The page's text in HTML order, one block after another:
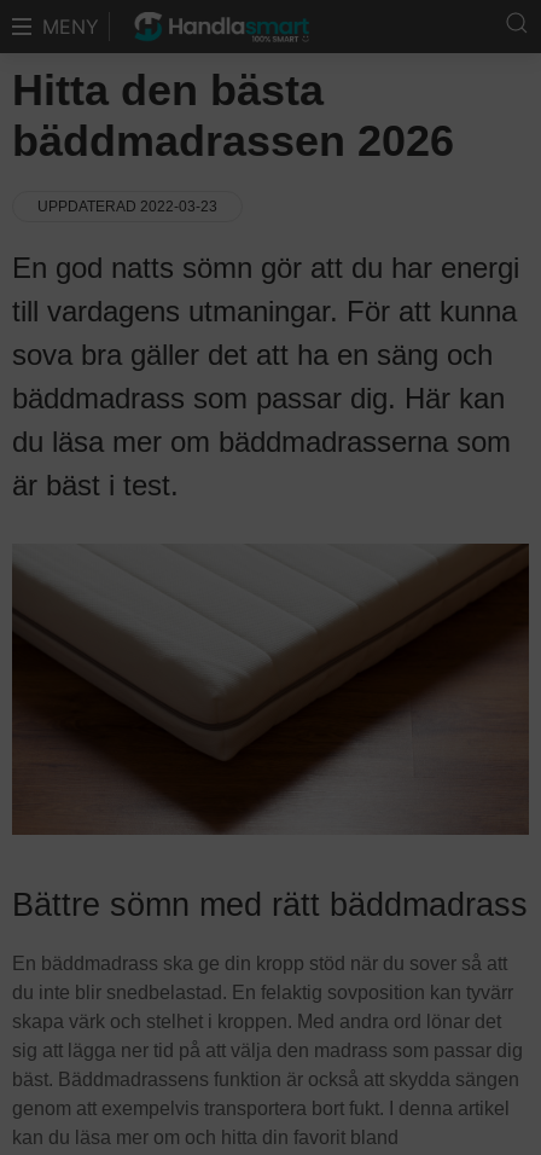
MENY
Hitta den bästa
bäddmadrassen 2026
UPPDATERAD 2022-03-23
En god natts sömn gör att du har energi
till vardagens utmaningar. För att kunna
sova bra gäller det att ha en säng och
bäddmadrass som passar dig. Här kan
du läsa mer om bäddmadrasserna som
är bäst i test.
Bättre sömn med rätt bäddmadrass
En bäddmadrass ska ge din kropp stöd när du sover så att
du inte blir snedbelastad. En felaktig sovposition kan tyvärr
skapa värk och stelhet i kroppen. Med andra ord lönar det
sig att lägga ner tid på att välja den madrass som passar dig
bäst. Bäddmadrassens funktion är också att skydda sängen
genom att exempelvis transportera bort fukt. I denna artikel
kan du läsa mer om och hitta din favorit bland